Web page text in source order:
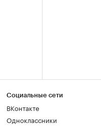
Социальные сети
ВКонтакте
Одноклассники